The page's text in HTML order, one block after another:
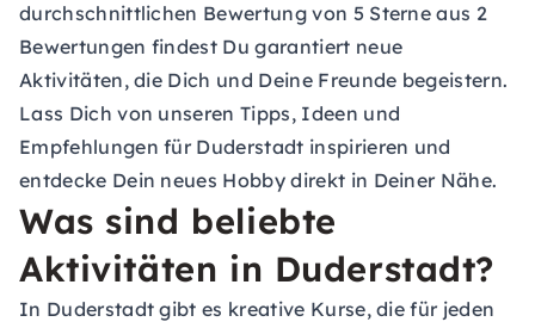
durchschnittlichen Bewertung von 5 Sterne aus 2
Bewertungen findest Du garantiert neue
Aktivitäten, die Dich und Deine Freunde begeistern.
Lass Dich von unseren Tipps, Ideen und
Empfehlungen für Duderstadt inspirieren und
entdecke Dein neues Hobby direkt in Deiner Nähe.
Was sind beliebte
Aktivitäten in Duderstadt?
In Duderstadt gibt es kreative Kurse, die für jeden